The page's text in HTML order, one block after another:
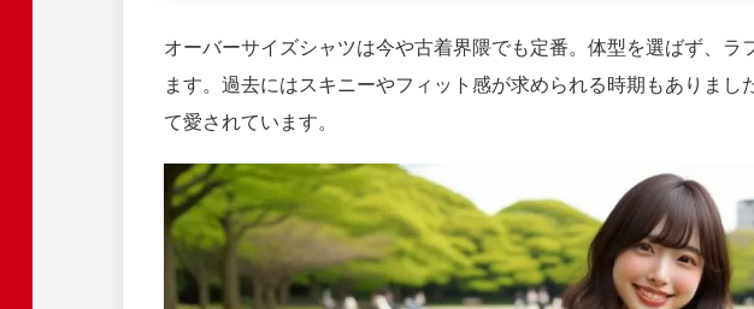
オーバーサイズシャツは今や古着界隈でも定番。体型を選ばず、ラ
ます。過去にはスキニーやフィット感が求められる時期もありまし
て愛されています。